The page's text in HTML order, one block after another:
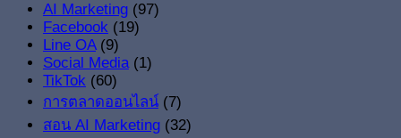
AI Marketing (97)
Facebook (19)
Line OA(9)
Social Media (1)
TikTok (60)
การตลาดออนไลน์ (7)
สอน AI Marketing (32)